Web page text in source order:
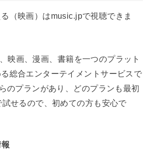
（映画）はmusic.jpで視聴できま
映画、漫画、書籍を一つのプラット
総合エンターテイメントサービスで
のプランがあり、どのプランも最初
せるので、初めての方も安心で